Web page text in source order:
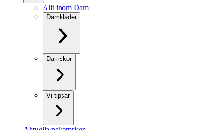
Allt inom Dam
Damkläder
Damskor
Vi tipsar